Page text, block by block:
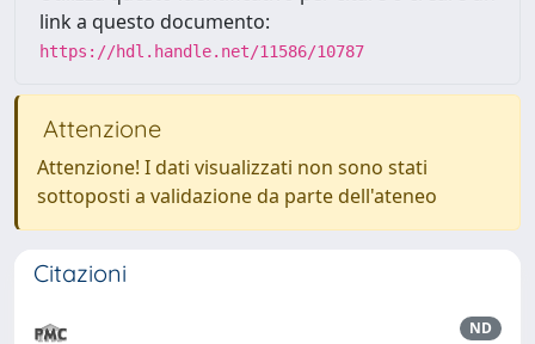
link a questo documento:
https://hdl.handle.net/11586/10787
Attenzione
Attenzione! I dati visualizzati non sono stati
sottoposti a validazione da parte dell'ateneo
Citazioni
ND